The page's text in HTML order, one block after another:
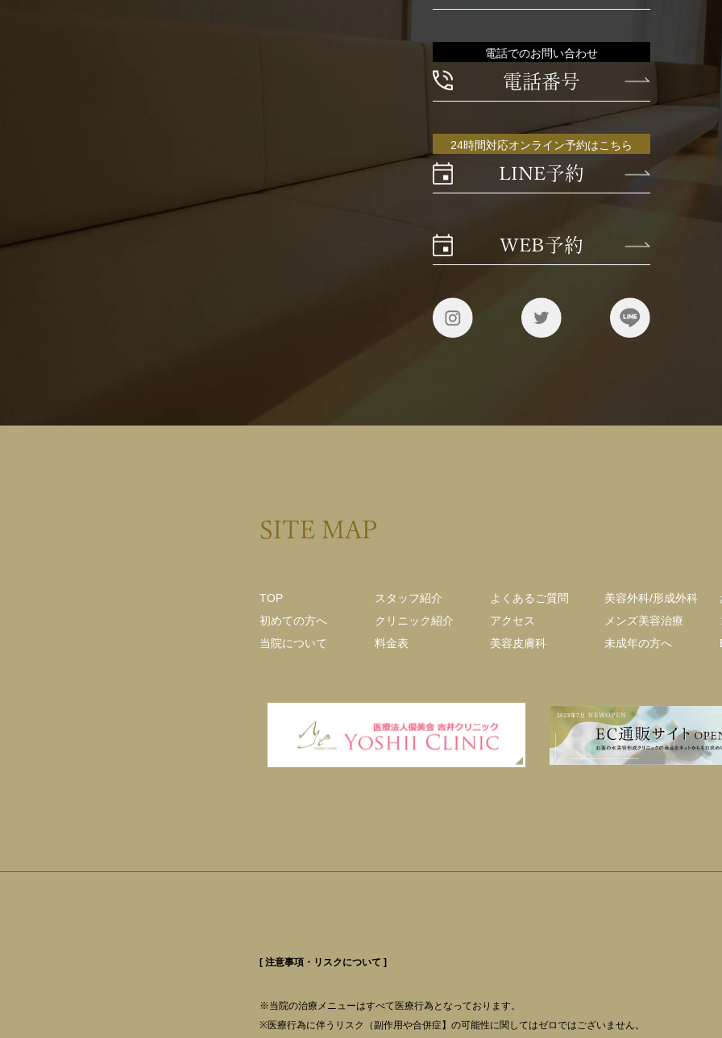
電話でのお問い合わせ
電話番号
24時間対応オンライン予約はこちら
LINE予約
WEB予約
SITE MAP
TOP
初めての方へ
当院について
スタッフ紹介
クリニック紹介
料金表
よくあるご質問
アクセス
美容皮膚科
美容外科/形成外科
メンズ美容治療
未成年の方へ
[ 注意事項・リスクについて ]
※当院の治療メニューはすべて医療行為となっております。
※医療行為に伴うリスク（副作用や合併症】の可能性に関してはゼロではございません。